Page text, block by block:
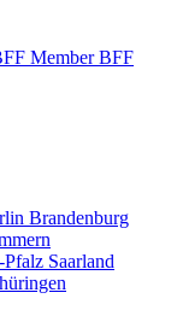
MemberBFF
Brandenburg
Pfalz Saarland